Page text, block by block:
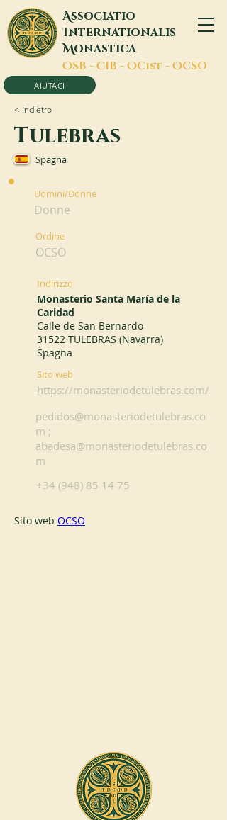
Associatio
Internationalis
Monastica
OSB - CIB - OCist - OCSO
AIUTACI
< Indietro
Tulebras
Spagna
Uomini/Donne
Donne
Ordine
OCSO
Indirizzo
Monasterio Santa María de la
Caridad
Calle de San Bernardo
31522 TULEBRAS (Navarra)
Spagna
Sito web
https://monasteriodetulebras.com/
pedidos@monasteriodetulebras.co
m ;
abadesa@monasteriodetulebras.co
m
+34 (948) 85 14 75
Sito web OCSO